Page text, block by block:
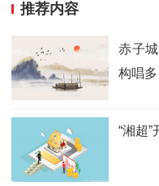
推荐内容
赤子
构唱
“湘超